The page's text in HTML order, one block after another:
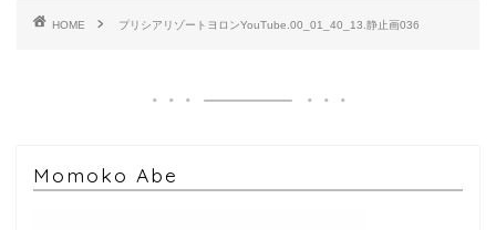
HOME プリシアリゾートヨロンYouTube.00_01_40_13.静止画036
Momoko Abe